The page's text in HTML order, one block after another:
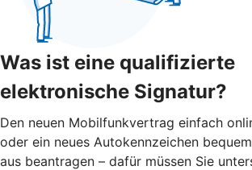
Was ist eine qualifizierte
elektronische Signatur?
Den neuen Mobilfunkvertrag einfach
oder ein neues Autokennzeichen
aus beantragen – dafür müssen Sie